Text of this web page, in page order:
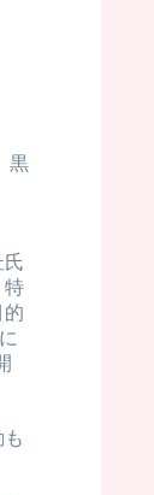
黒
氏
特
的